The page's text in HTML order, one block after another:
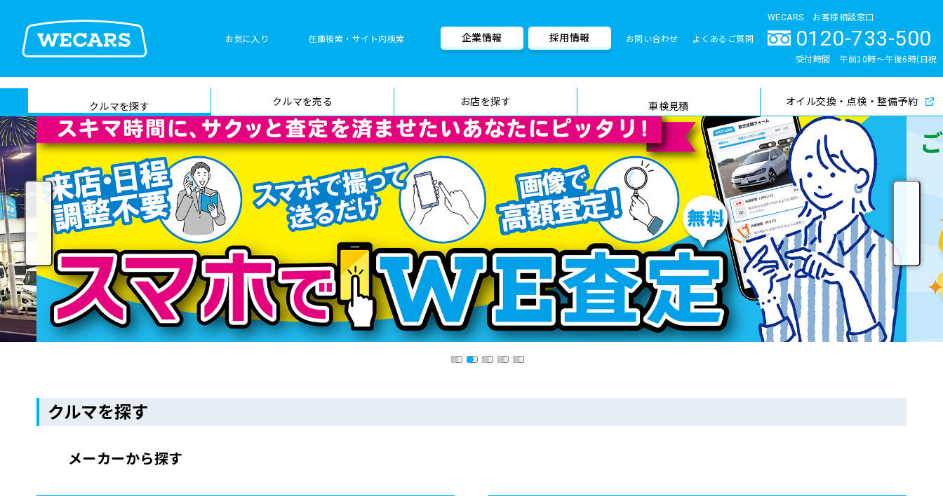
お気に入り 在庫検索・サイト内検索
在庫検索
サイト内検
索
検索
企業情報 採用情報 お問い合わせ よくあるご質問
WECARS お客様相談窓口
0120-733-500
受付時間 午前10時〜午後6時(日祝
クルマを探す クルマを売る お店を探す 車検見積
車検料金・メニュー 品質管理とサポート体制
オイル交換・点検・整備予約
クルマを探す
メーカーから探す